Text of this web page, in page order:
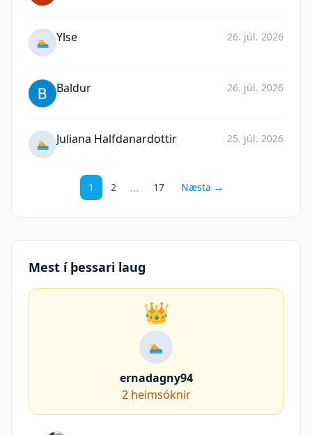
🏊 Ylse 26. júl. 2026
Baldur 26. júl. 2026
🏊 Juliana Halfdanardottir 25. júl. 2026
1 2 … 17 Næsta →
Mest í þessari laug
👑
🏊
ernadagny94
2 heimsóknir